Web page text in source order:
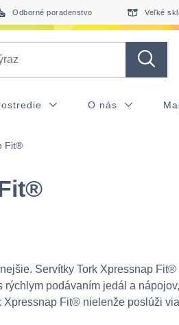
Odborné poradenstvo Veľké
O nás
Fit®
Servítky Tork Xpressnap Fit®
podávaním jedál a
Xpressnap Fit® nielenže poslúži